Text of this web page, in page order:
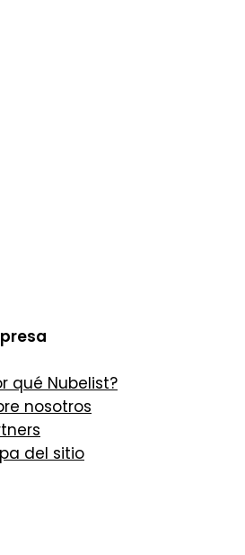
qué Nubelist?
nosotros
del sitio